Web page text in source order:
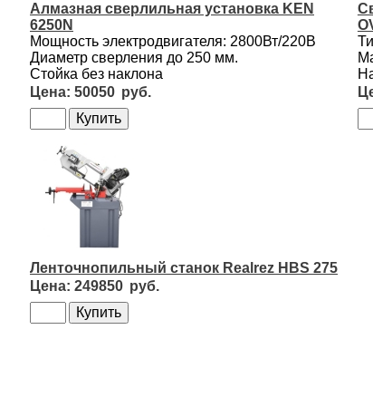
Алмазная сверлильная установка KEN
6250N
Мощность электродвигателя: 2800Вт/220В
Диаметр сверления до 250 мм.
Стойка без наклона
50050
Ленточнопильный станок Realrez HBS 275
249850